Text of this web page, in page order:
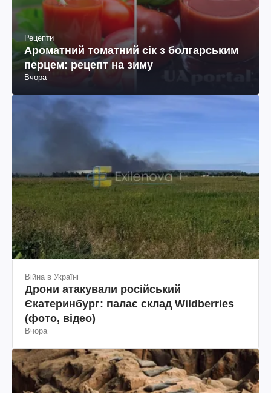
Рецепти
Ароматний томатний сік з болгарським
перцем: рецепт на зиму
Вчора
Війна в Україні
Дрони атакували російський
Єкатеринбург: палає склад Wildberries
(фото, відео)
Вчора